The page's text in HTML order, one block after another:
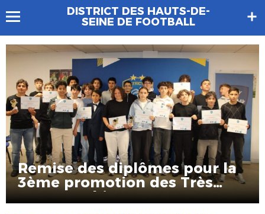
DISTRICT DES HAUTS-DE-
SEINE DE FOOTBALL
Remise des diplômes pour la
3ème promotion des Très
Jeunes Arbitres !